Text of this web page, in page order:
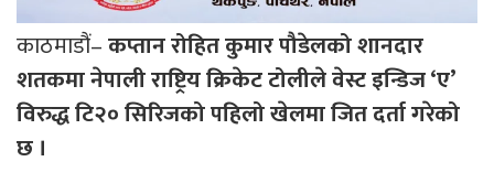
काठमाडौं–कप्तान रोहित कुमार पौडेलको शानदार
शतकमा नेपाली राष्ट्रिय क्रिकेट टोलीले वेस्ट इन्डिज ‘ए’
विरुद्ध टि२० सिरिजको पहिलो खेलमा जित दर्ता गरेको
छ ।